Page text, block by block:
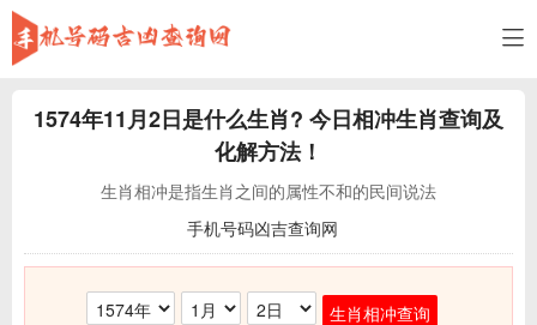
1574年11月2日是什么生肖? 今日相冲生肖查询及
化解方法！
生肖相冲是指生肖之间的属性不和的民间说法
手机号码凶吉查询网
生肖相冲查询